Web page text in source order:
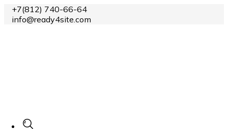
+7(812) 740-66-64
info@ready4site.com